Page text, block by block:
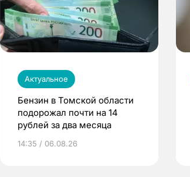
Актуальное
Бензин в Томской области
подорожал почти на 14
рублей за два месяца
14:35 / 06.08.26